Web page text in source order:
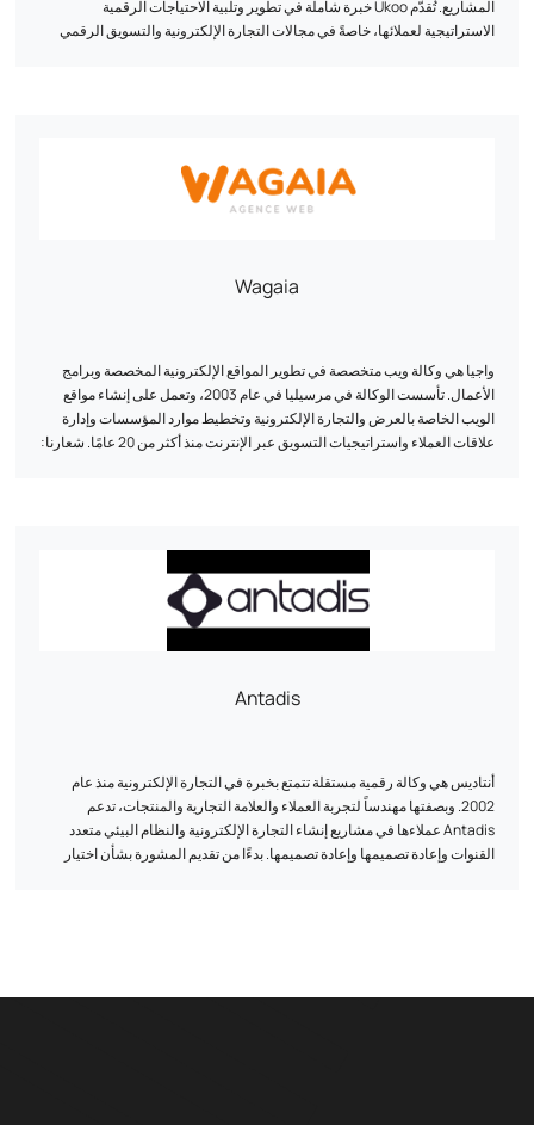
المشاريع. تُقدّم Ukoo خبرة شاملة في تطوير وتلبية الاحتياجات الرقمية
الاستراتيجية لعملائها، خاصةً في مجالات التجارة الإلكترونية والتسويق الرقمي
Wagaia
واجيا هي وكالة ويب متخصصة في تطوير المواقع الإلكترونية المخصصة وبرامج
الأعمال. تأسست الوكالة في مرسيليا في عام 2003، وتعمل على إنشاء مواقع
الويب الخاصة بالعرض والتجارة الإلكترونية وتخطيط موارد المؤسسات وإدارة
علاقات العملاء واستراتيجيات التسويق عبر الإنترنت منذ أكثر من 20 عامًا. شعارنا:
Antadis
أنتاديس هي وكالة رقمية مستقلة تتمتع بخبرة في التجارة الإلكترونية منذ عام
2002. وبصفتها مهندساً لتجربة العملاء والعلامة التجارية والمنتجات، تدعم
Antadis عملاءها في مشاريع إنشاء التجارة الإلكترونية والنظام البيئي متعدد
القنوات وإعادة تصميمها وإعادة تصميمها. بدءًا من تقديم المشورة بشأن اختيار